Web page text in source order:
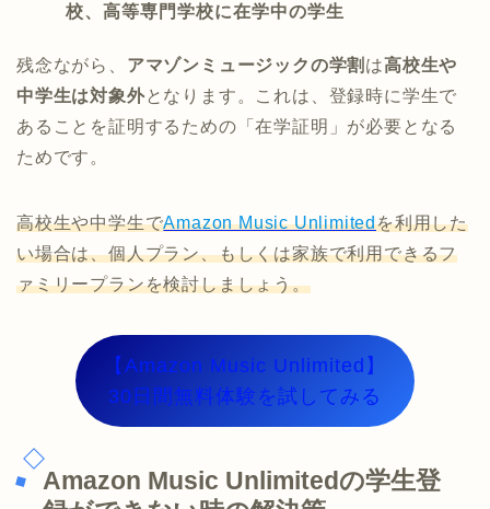
校、高等専門学校に在学中の学生
残念ながら、 アマゾンミュージックの学割 は高校生や
中学生は対象外となります。これは、登録時に学生で
あることを証明するための「在学証明」が必要となる
ためです。
高校生や中学生でAmazon Music Unlimitedを利用した
い場合は、個人プラン、もしくは家族で利用できるフ
ァミリープランを検討しましょう。
【Amazon Music Unlimited】
30日間無料体験を試してみる
Amazon Music Unlimitedの学生登